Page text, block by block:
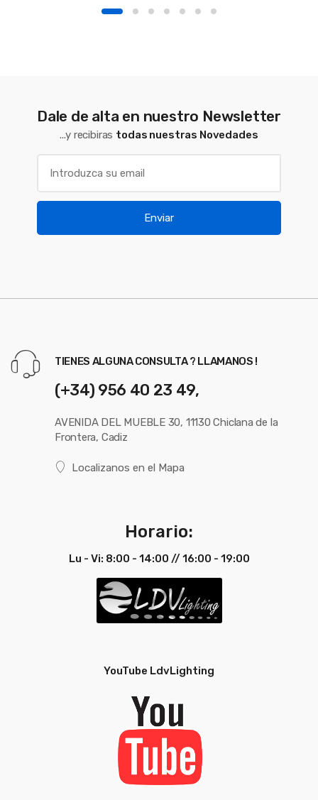
Dale de alta en nuestro Newsletter
...y recibiras todas nuestras Novedades
Enviar
TIENES ALGUNA CONSULTA ? LLAMANOS !
(+34) 956 40 23 49,
AVENIDA DEL MUEBLE 30, 11130 Chiclana de la
Frontera, Cadiz
Localizanos en el Mapa
Horario:
Lu - Vi: 8:00 - 14:00 // 16:00 - 19:00
YouTube LdvLighting